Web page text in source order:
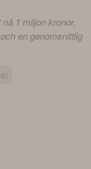
1 miljon kronor,
en genomsnittlig